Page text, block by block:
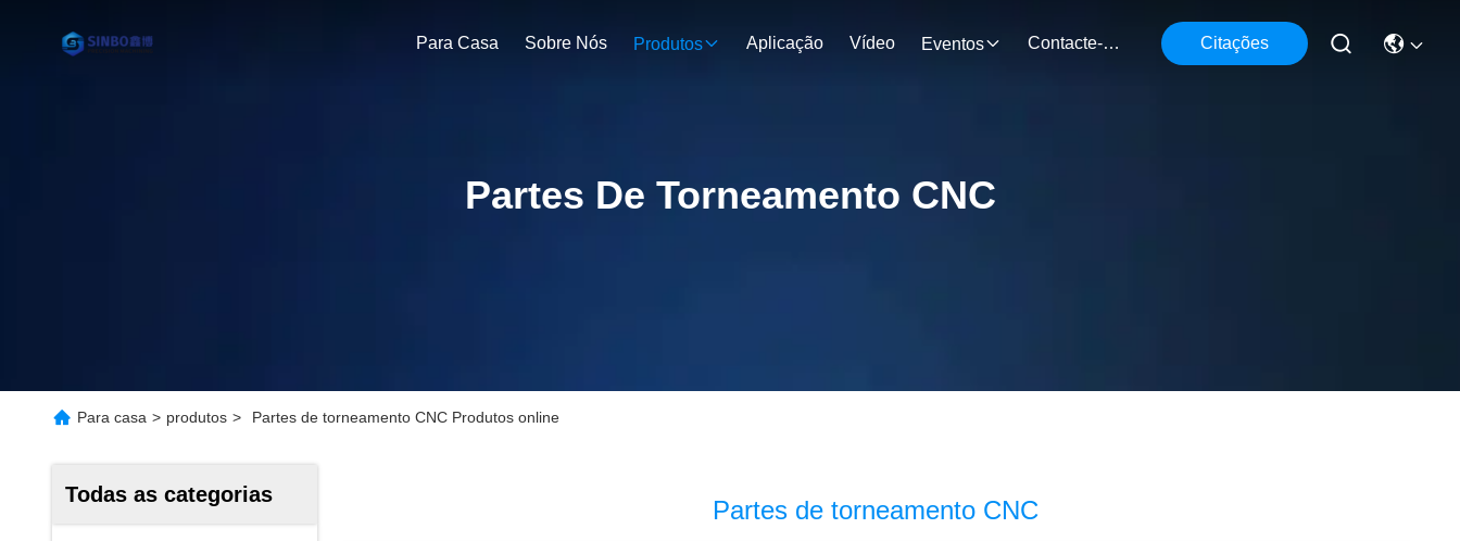
Para Casa Sobre Nós Produtos Aplicação Vídeo Eventos Contacte-Nos Citações
Partes De Torneamento CNC
Para casa > produtos > Partes de torneamento CNC Produtos online
Todas as categorias
Partes de torneamento CNC